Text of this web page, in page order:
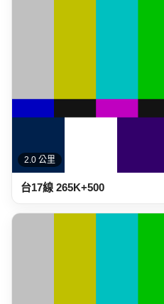
2.0 公里
台17線 265K+500